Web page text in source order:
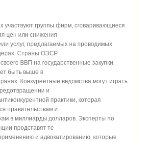
участвуют группы фирм, сговаривающиеся
цен или снижения
услуг, предлагаемых на проводимых
Страны ОЭСР
ВВП на государственные закупки.
быть выше в
Конкурентные ведомства могут играть
и
практики, которая
правительствам и
в миллиарды долларов. Эксперты по
продставят те
и адвокатированию, которые